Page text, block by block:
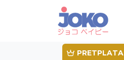
PRETPLATA